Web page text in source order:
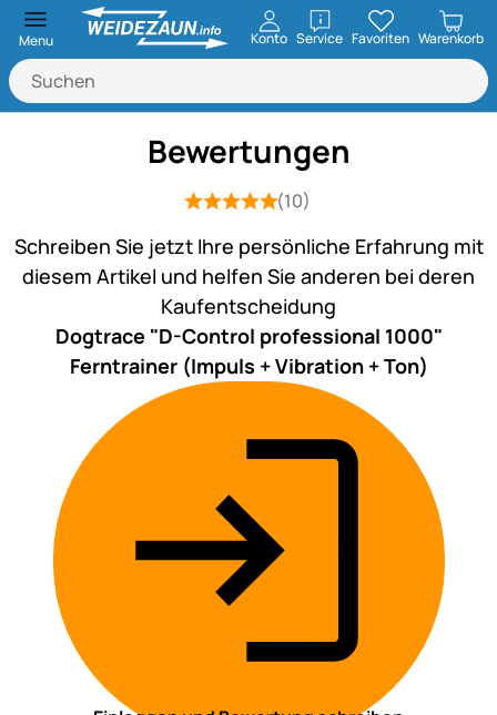
Menu Konto ServiceöffnenFavoriten Warenkorb
Bewertungen
Bewertung: 5 von 5 (10 Bewertungen)
10 Bewertungen
(10)
Schreiben Sie jetzt Ihre persönliche Erfahrung mit
diesem Artikel und helfen Sie anderen bei deren
Kaufentscheidung
Dogtrace "D-Control professional 1000"
Ferntrainer (Impuls + Vibration + Ton)